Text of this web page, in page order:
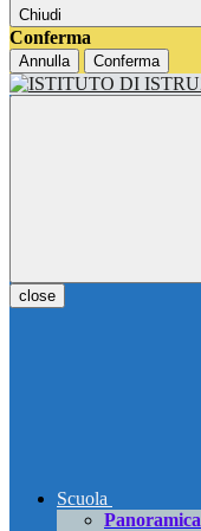
Chiudi
Conferma
Annulla Conferma
close
Scuola
Panoramica